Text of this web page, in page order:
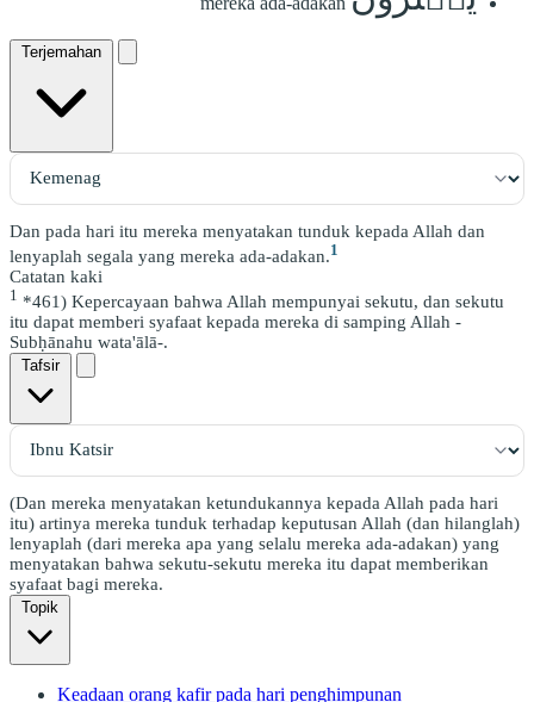
Terjemahan
Dan pada hari itu mereka menyatakan tunduk kepada Allah dan
lenyaplah segala yang mereka ada-adakan.1
Catatan kaki
1 *461) Kepercayaan bahwa Allah mempunyai sekutu, dan sekutu
itu dapat memberi syafaat kepada mereka di samping Allah -
Subḥānahu wata'ālā-.
Tafsir
(Dan mereka menyatakan ketundukannya kepada Allah pada hari
itu) artinya mereka tunduk terhadap keputusan Allah (dan hilanglah)
lenyaplah (dari mereka apa yang selalu mereka ada-adakan) yang
menyatakan bahwa sekutu-sekutu mereka itu dapat memberikan
syafaat bagi mereka.
Topik
Keadaan orang kafir pada hari penghimpunan